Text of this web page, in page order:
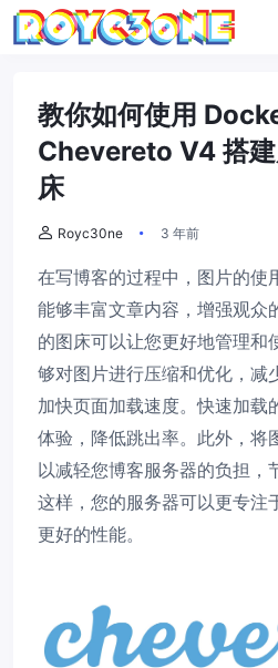
教你如何使用
Chevereto V4 搭建
床
Royc30ne 3 年前
在写博客的过程中，图片的使
能够丰富文章内容，增强观众
的图床可以让您更好地管理和
够对图片进行压缩和优化，减
加快页面加载速度。快速加载
体验，降低跳出率。此外，将
以减轻您博客服务器的负担，
这样，您的服务器可以更专注
更好的性能。